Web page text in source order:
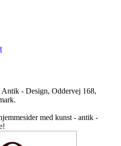
- Design, Oddervej 168,
med kunst - antik -